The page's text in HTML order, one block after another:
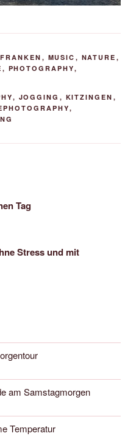
, MUSIC , NATURE ,
, PHOTOGRAPHY,
, JOGGING , KITZINGEN ,
,
Tag
Stress und mit
am Samstagmorgen
Temperatur